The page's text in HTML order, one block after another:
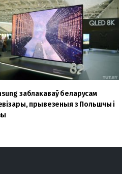
заблакаваў беларусам
прывезеныя з Польшчы і